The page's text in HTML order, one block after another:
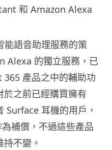
和 Amazon Alexa
語音助理服務的策
Alexa 的獨立服務，已
產品之中的輔助功
於之前已經購買擁有
Surface 耳機的用戶，
補償，不過這些產品
不變。